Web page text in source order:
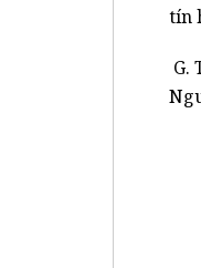
tín
G.